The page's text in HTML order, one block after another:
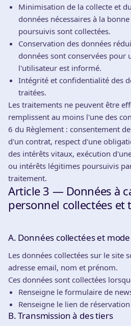
Minimisation de la collecte et
données nécessaires à la
poursuivis sont collectées.
Conservation des données
données sont conservées pour
l'utilisateur est informé.
Intégrité et confidentialité des
traitées.
Les traitements ne peuvent être
remplissent au moins l'une des
6 du Règlement : consentement
d'un contrat, respect d'une
des intérêts vitaux, exécution
ou intérêts légitimes poursuivis
traitement.
Article 3 — Données à
personnel collectées et
A. Données collectées et
Les données collectées sur le site
adresse email, nom et prénom.
Ces données sont collectées
Renseigne le formulaire de
Renseigne le lien de
B. Transmission à des tiers